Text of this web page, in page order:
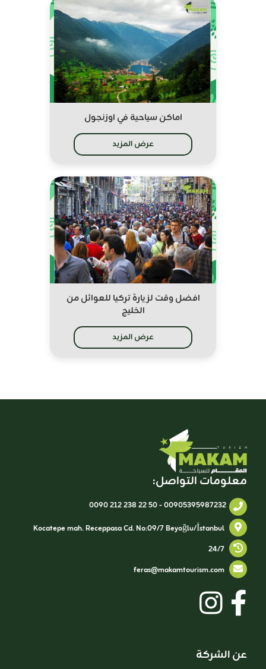
اماكن سياحية في اوزنجول
عرض المزيد
افضل وقت لزيارة تركيا للعوائل من
الخليج
عرض المزيد
معلومات التواصل:
0090 212 238 22 50-00905395987232
feras@makamtourism.com
عن الشركة